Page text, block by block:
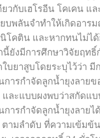
วกับเฮโรอีน โคเคน แล
ยบพลันจำทำให้เกิดอาร
นิโคติน และหากทนไม่ไ
ยังมีการศึกษาวิจัยฤทธิ์
บยาสูบโดยระบุไว้ว่า มี
ารกำจัดลูกน้ำยุงลายข
ละแบบผงพบว่าสกัดแบ
ารกำจัดลูกน้ำยุงลายไ
ตามลำดับ ที่ความเข้มข้